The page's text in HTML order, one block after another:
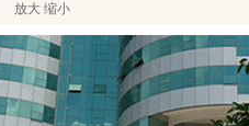
放大 缩小